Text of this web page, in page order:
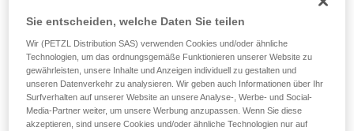
die Verwendung mit einer Person
Der Falldämpfer ASAP’SORBER ist speziell für
Höhenarbeiter/-innen konzipiert und für die Verwendung mit
dem mitlaufenden Auffanggerät ASAP oder ASAP LOCK
bestimmt. Er ermöglicht es Ihnen, entfernt vom Seil zu
arbeiten und es so während der Arbeitsphasen zu schützen.
Sie entscheiden, welche Daten Sie teilen
Wir (PETZL Distribution SAS) verwenden Cookies und/oder ähnliche
Technologien, um das ordnungsgemäße Funktionieren unserer Website zu
gewährleisten, unsere Inhalte und Anzeigen individuell zu gestalten und
unseren Datenverkehr zu analysieren. Wir geben auch Informationen über Ihr
Surfverhalten auf unserer Website an unsere Analyse-, Werbe- und Social-
Media-Partner weiter, um unsere Werbung anzupassen. Wenn Sie diese
akzeptieren, sind unsere Cookies und/oder ähnliche Technologien nur auf